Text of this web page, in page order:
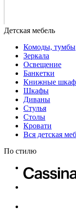
Комоды, тумбы
Зеркала
Освещение
Банкетки
Книжные
Шкафы
Диваны
Стулья
Столы
Кровати